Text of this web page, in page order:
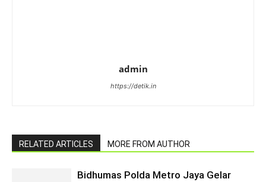
admin
https://detik.in
RELATED ARTICLES MORE FROM AUTHOR
Bidhumas Polda Metro Jaya Gelar